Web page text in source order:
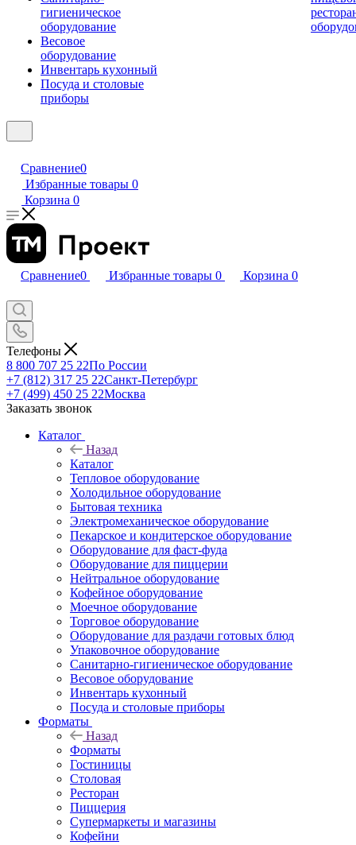
гигиеническое
оборудование
Весовое
оборудование
Инвентарь кухонный
Посуда и столовые
приборы
Сравнение0
Избранные товары 0
Корзина 0
Сравнение0 Избранные товары 0 Корзина 0
Телефоны
8 800 707 25 22По России
+7 (812) 317 25 22Санкт-Петербург
+7 (499) 450 25 22Москва
Заказать звонок
Каталог
Назад
Каталог
Тепловое оборудование
Холодильное оборудование
Бытовая техника
Электромеханическое оборудование
Пекарское и кондитерское оборудование
Оборудование для фаст-фуда
Оборудование для пиццерии
Нейтральное оборудование
Кофейное оборудование
Моечное оборудование
Торговое оборудование
Оборудование для раздачи готовых блюд
Упаковочное оборудование
Санитарно-гигиеническое оборудование
Весовое оборудование
Инвентарь кухонный
Посуда и столовые приборы
Форматы
Назад
Форматы
Гостиницы
Столовая
Ресторан
Пиццерия
Супермаркеты и магазины
Кофейни